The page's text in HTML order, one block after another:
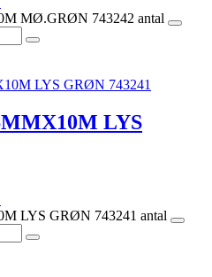
MØ.GRØN 743242 antal
LYS
LYS GRØN 743241 antal